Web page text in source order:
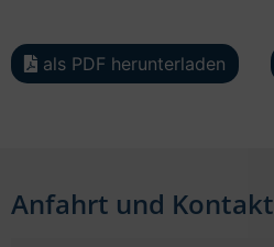
als PDF herunterladen
Anfahrt und Kontakt